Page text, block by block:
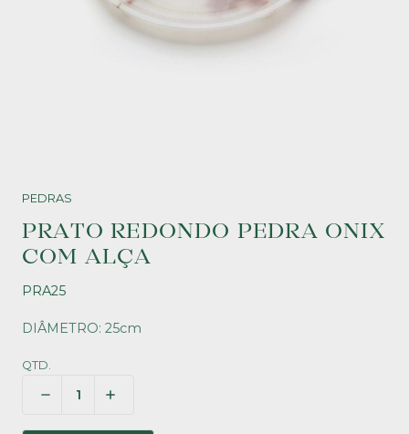
PEDRAS
PRATO REDONDO PEDRA ONIX
COM ALÇA
PRA25
DIÂMETRO: 25cm
QTD.